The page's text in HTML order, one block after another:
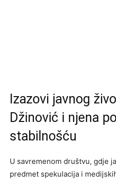
Izazovi javnog
Džinović i njena
stabilnošću
U savremenom društvu, gdje
predmet spekulacija i